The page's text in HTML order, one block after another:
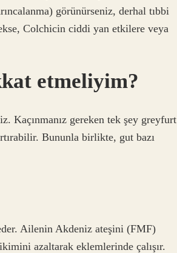
görünürseniz, derhal tıbbi
Colchicin ciddi yan etkilere veya
etmeliyim?
Kaçınmanız gereken tek şey greyfurt
Bununla birlikte, gut bazı
Ailenin Akdeniz ateşini (FMF)
azaltarak eklemlerinde çalışır.